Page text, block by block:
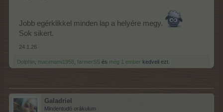
Jobb egérklikkel minden lap a helyére megy.
Sok sikert.
24.1.26
Dolphin macimami1958 farmerSS és még 1 ember kedveli ezt.
Galadriel
Mindentudó orákulum